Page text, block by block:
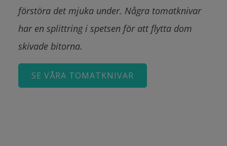
förstöra det mjuka under. Några tomatknivar
har en splittring i spetsen för att flytta dom
skivade bitorna.
SE VÅRA TOMATKNIVAR